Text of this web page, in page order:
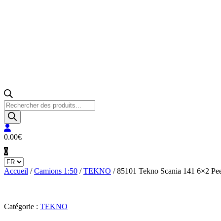
Recherche
de
produits
0.00€
0
Accueil /Camions 1:50 /TEKNO / 85101 Tekno Scania 141 6×2
Catégorie : TEKNO